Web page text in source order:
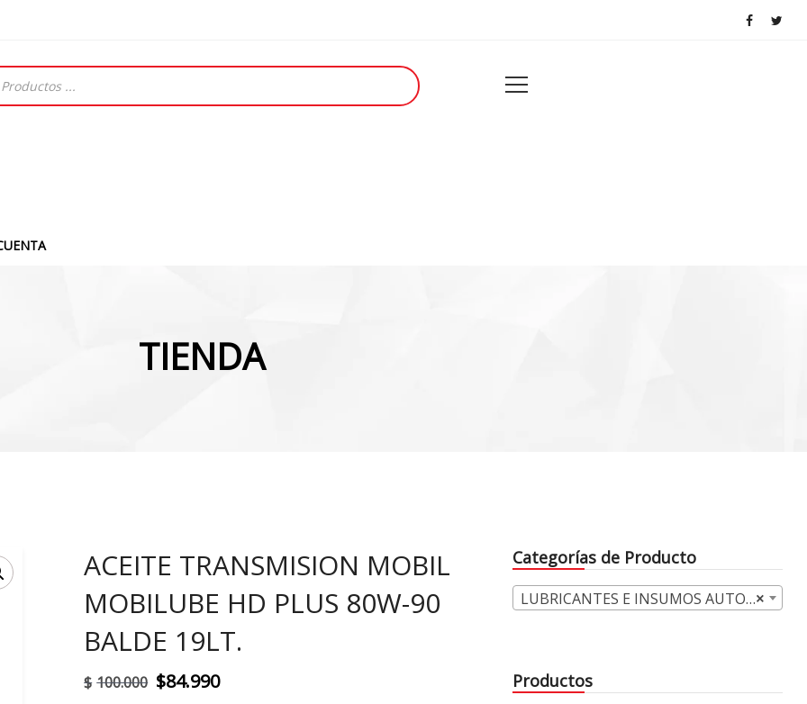
TIENDA
ACEITE TRANSMISION MOBIL
MOBILUBE HD PLUS 80W-90
BALDE 19LT.
$ 100.000 El
$84.990El
Categorías de Producto
×
LUBRICANTES E INSUMOS AUTOMOTRICES (173)
Productos